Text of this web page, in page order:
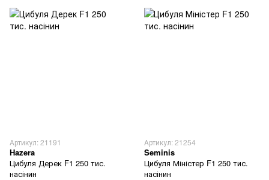
Артикул: 21191
Hazera
Цибуля Дерек F1 250 тис.
насінин
Артикул: 21254
Seminis
Цибуля Міністер F1 250 тис.
насінин